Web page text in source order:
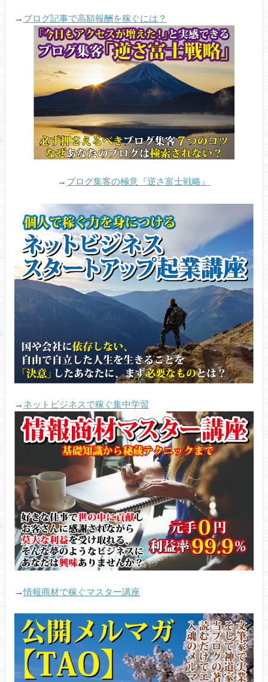
→ ブログ記事で高額報酬を稼ぐには？
→ ブログ集客の極意『逆さ富士戦略』
→ ネットビジネスで稼ぐ集中学習
→情報商材で稼ぐマスター講座